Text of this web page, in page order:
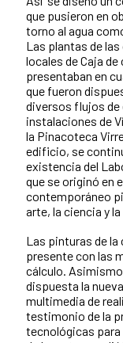
que pusieron en
torno al agua
Las plantas de
locales de Caja
presentaban en
que fueron
diversos flujos de
instalaciones de
la Pinacoteca
edificio, se
existencia del
que se originó en
contemporáneo
arte, la ciencia y
Las pinturas de la
presente con las
cálculo.
dispuesta la
multimedia de
testimonio de la
tecnológicas para